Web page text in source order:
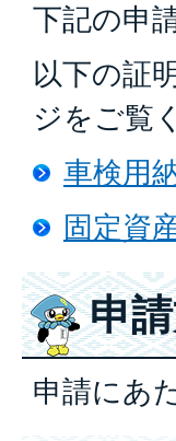
下記の申
以下の証
ジをご覧
車検用
固定資
申
申請にあ